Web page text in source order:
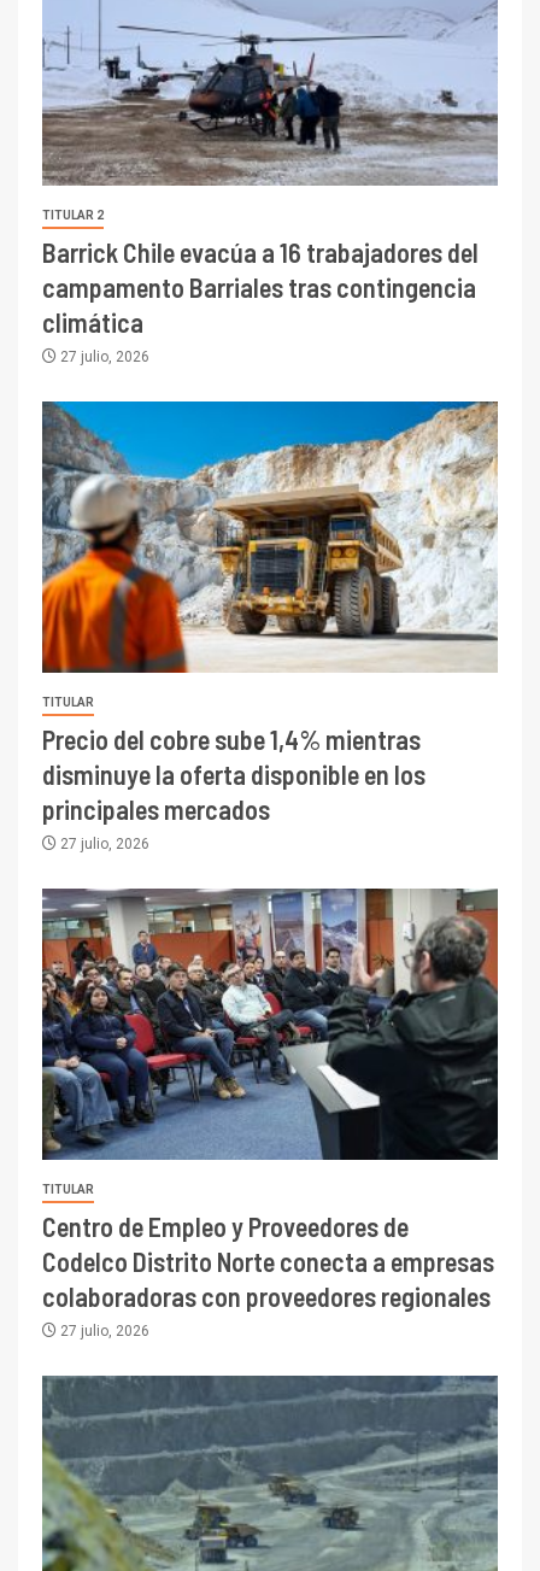
TITULAR 2
Barrick Chile evacúa a 16 trabajadores del
campamento Barriales tras contingencia
climática
27 julio, 2026
TITULAR
Precio del cobre sube 1,4% mientras
disminuye la oferta disponible en los
principales mercados
27 julio, 2026
TITULAR
Centro de Empleo y Proveedores de
Codelco Distrito Norte conecta a empresas
colaboradoras con proveedores regionales
27 julio, 2026